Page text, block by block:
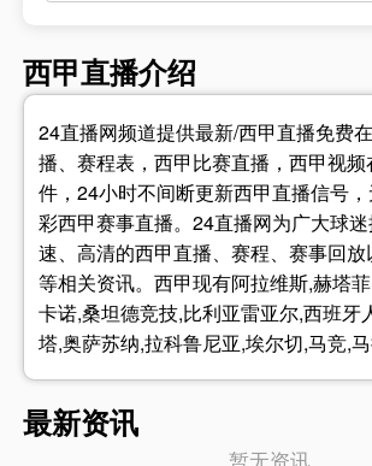
西甲直播介绍
24直播网频道提供最新/西甲直播免费
播、赛程表，西甲比赛直播，西甲视
件，24小时不间断更新西甲直播信号
彩西甲赛事直播。24直播网为广大球
速、高清的西甲直播、赛程、赛事回
等相关资讯。西甲现有阿拉维斯,赫塔
卡诺,桑坦德竞技,比利亚雷亚尔,西班牙
塔,奥萨苏纳,拉科鲁尼亚,埃尔切,马竞,
社会,巴萨,毕尔巴鄂等强壮的队伍球队
带来精彩绝伦的比赛。
最新资讯
暂无资讯